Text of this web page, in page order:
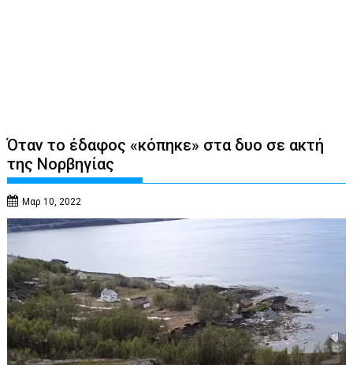
Όταν το έδαφος «κόπηκε» στα δυο σε ακτή
της Νορβηγίας
Μαρ 10, 2022